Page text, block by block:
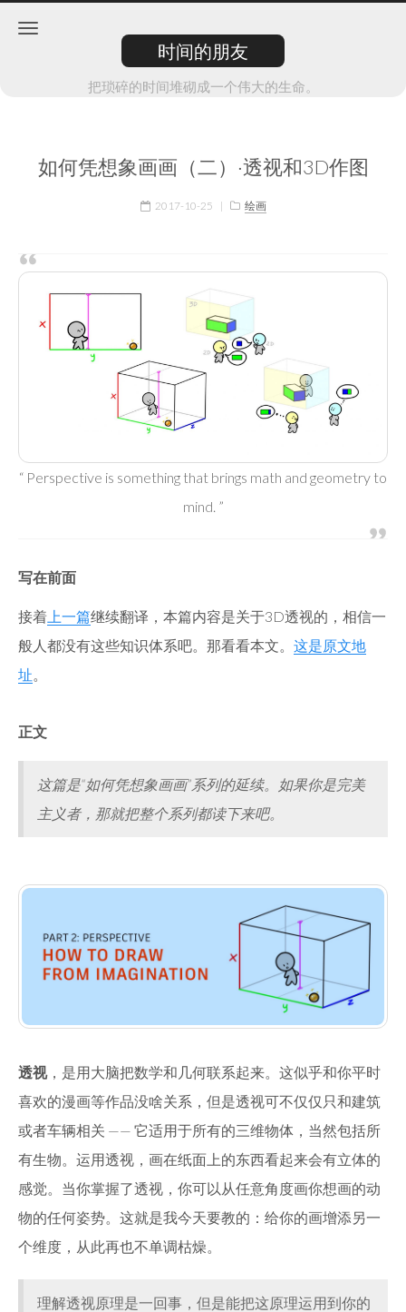
时间的朋友
把琐碎的时间堆砌成一个伟大的生命。
如何凭想象画画（二）·透视和3D作图
2017-10-25 | 绘画
“ Perspective is something that brings math and geometry to
mind. ”
写在前面
接着 上一篇继续翻译，本篇内容是关于3D透视的，相信一
般人都没有这些知识体系吧。那看看本文。 这是原文地
址。
正文
这篇是“如何凭想象画画”系列的延续。如果你是完美
主义者，那就把整个系列都读下来吧。
透视，是用大脑把数学和几何联系起来。这似乎和你平时
喜欢的漫画等作品没啥关系，但是透视可不仅仅只和建筑
或者车辆相关 —— 它适用于所有的三维物体，当然包括所
有生物。运用透视，画在纸面上的东西看起来会有立体的
感觉。当你掌握了透视，你可以从任意角度画你想画的动
物的任何姿势。这就是我今天要教的：给你的画增添另一
个维度，从此再也不单调枯燥。
理解透视原理是一回事，但是能把这原理运用到你的